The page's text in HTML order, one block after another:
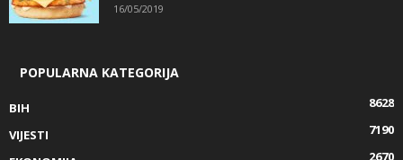
16/05/2019
POPULARNA KATEGORIJA
BIH
8628
VIJESTI
7190
2670